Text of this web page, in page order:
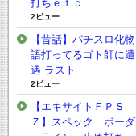
打ちｅｔｃ.
2ビュー
【昔話】パチスロ化物
語打ってるゴト師に遭
遇 ラスト
2ビュー
【エキサイトＦＰＳ
Ｚ】スペック ボーダ